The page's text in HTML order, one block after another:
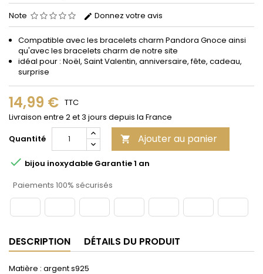
Note Donnez votre avis
Compatible avec les bracelets charm Pandora Gnoce ainsi
qu'avec les bracelets charm de notre site
idéal pour : Noël, Saint Valentin, anniversaire, fête, cadeau,
surprise
14,99 € TTC
Livraison entre 2 et 3 jours depuis la France
Quantité
 Ajouter au panier
 bijou inoxydable Garantie 1 an
Paiements 100% sécurisés
DESCRIPTION DÉTAILS DU PRODUIT
Matière : argent s925